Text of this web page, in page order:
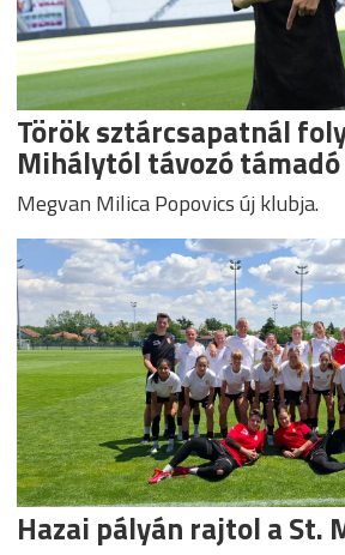
Török sztárcsapatnál
Mihálytól távozó támadó
Megvan Milica Popovics új klubja.
Hazai pályán rajtol a St.